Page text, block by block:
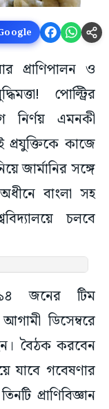
প্রাণিপালন ও
পোল্ট্রির
নির্ণয় এমনকী
কাজে
জার্মানির সঙ্গে
বাংলা সহ
চলবে
১৪ জনের টিম
ডিসেম্বরে
বৈঠক করবেন
যাবে গবেষণার
প্রাণিবিজ্ঞান